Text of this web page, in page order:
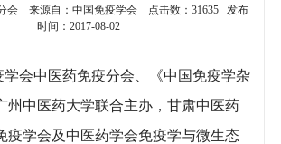
会 来源自：中国免疫学会 点击数：31635 发布
时间：2017-08-02
会中医药免疫分会、《中国免疫学杂
州中医药大学联合主办，甘肃中医药
疫学会及中医药学会免疫学与微生态